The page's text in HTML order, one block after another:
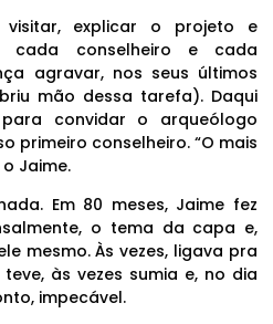
explicar o projeto e
cada conselheiro e cada
agravar, nos seus últimos
mão dessa tarefa). Daqui
convidar o arqueólogo
primeiro conselheiro. “O mais
Jaime.
Em 80 meses, Jaime fez
o tema da capa e,
mesmo. Às vezes, ligava pra
às vezes sumia e, no dia
impecável.